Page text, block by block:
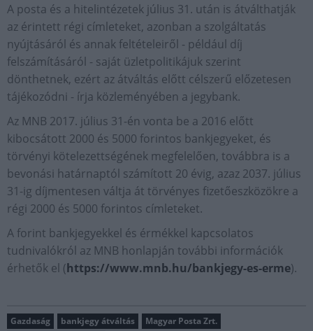
A posta és a hitelintézetek július 31. után is átválthatják
az érintett régi címleteket, azonban a szolgáltatás
nyújtásáról és annak feltételeiről - például díj
felszámításáról - saját üzletpolitikájuk szerint
dönthetnek, ezért az átváltás előtt célszerű előzetesen
tájékozódni - írja közleményében a jegybank.
Az MNB 2017. július 31-én vonta be a 2016 előtt
kibocsátott 2000 és 5000 forintos bankjegyeket, és
törvényi kötelezettségének megfelelően, továbbra is a
bevonási határnaptól számított 20 évig, azaz 2037. július
31-ig díjmentesen váltja át törvényes fizetőeszközökre a
régi 2000 és 5000 forintos címleteket.
A forint bankjegyekkel és érmékkel kapcsolatos
tudnivalókról az MNB honlapján további információk
érhetők el (https://www.mnb.hu/bankjegy-es-erme).
Gazdaság bankjegy átváltás
Magyar Posta Zrt.